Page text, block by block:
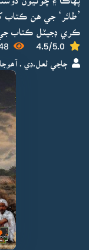
’طائر‘ جي هن ڪتاب
ڪري ڊجيٽل ڪتاب
4.5/5.0
ڄاڃي لعل.ڊي . آهوجا